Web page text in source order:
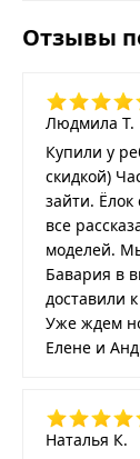
Отзывы
Людмила Т.
Купили у
скидкой)
зайти.
все
моделей.
Бавария в
доставили
Уже ждем
Елене и
Наталья К.